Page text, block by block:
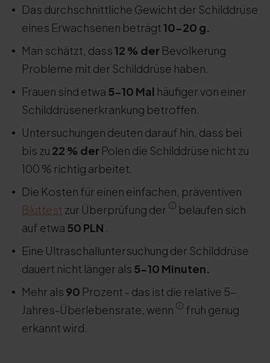
Das durchschnittliche Gewicht der Schilddrüse
eines Erwachsenen beträgt10-20 g.
Man schätzt, dass12 % der Bevölkerung
Probleme mit der Schilddrüse haben.
Frauen sind etwa 5-10 Mal häufiger von einer
Schilddrüsenerkrankung betroffen.
Untersuchungen deuten darauf hin, dass bei
bis zu 22 % der Polen die Schilddrüse nicht zu
100 % richtig arbeitet.
Die Kosten für einen einfachen, präventiven
Bluttest zur Überprüfung der
belaufen sich
auf etwa 50 PLN
Eine Ultraschalluntersuchung der Schilddrüse
dauert nicht länger als 5-10 Minuten.
Mehr als 90 Prozent - das ist die relative 5-
Jahres-Überlebensrate, wenn
früh genug
erkannt wird.